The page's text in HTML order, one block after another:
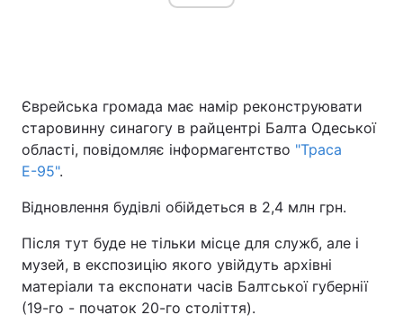
Головна Війна
Україна Політика
Економіка Світ
Єврейська громада має намір реконструювати
старовинну синагогу в райцентрі Балта Одеської
області, повідомляє інформагентство "Траса
Е-95".
Відновлення будівлі обійдеться в 2,4 млн грн.
Після тут буде не тільки місце для служб, але і
музей, в експозицію якого увійдуть архівні
матеріали та експонати часів Балтської губернії
(19-го - початок 20-го століття).